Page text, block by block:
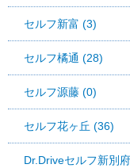
セルフ新富 (3)
セルフ橘通 (28)
セルフ源藤 (0)
セルフ花ヶ丘 (36)
Dr.Driveセルフ新別